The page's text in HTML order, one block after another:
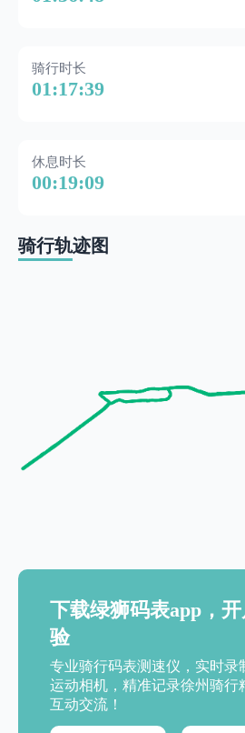
骑行时长
01:17:39
休息时长
00:19:09
骑行轨迹图
下载绿狮码表app，
验
专业骑行码表测速仪，实时录
运动相机，精准记录徐州骑行
互动交流！